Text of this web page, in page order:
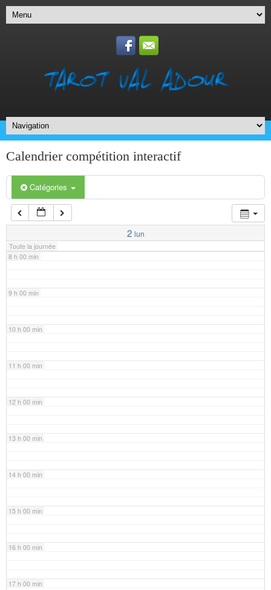
Calendrier compétition interactif
Catégories
2 lun
Toute la journée
6 h 00 min
7 h 00 min
8 h 00 min
9 h 00 min
10 h 00 min
11 h 00 min
12 h 00 min
13 h 00 min
14 h 00 min
15 h 00 min
16 h 00 min
17 h 00 min